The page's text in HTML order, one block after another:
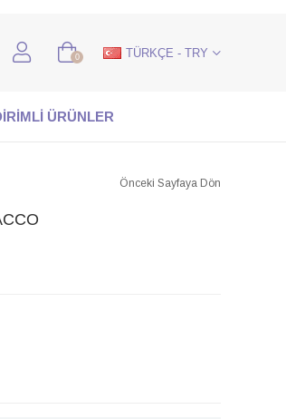
0 TÜRKÇE - TRY
ÜRÜNLER
Önceki Sayfaya Dön